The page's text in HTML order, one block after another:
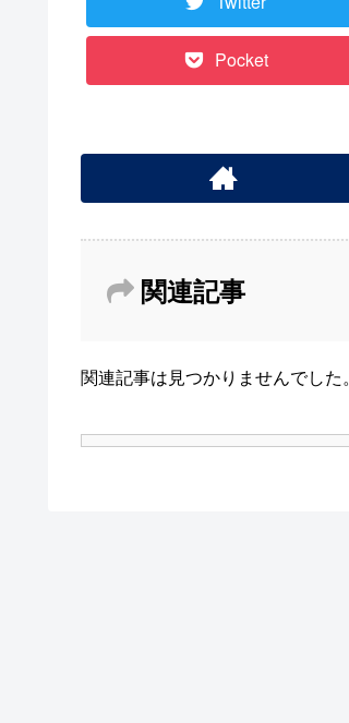
Pocket
関連記事
関連記事は見つかりませんでした。